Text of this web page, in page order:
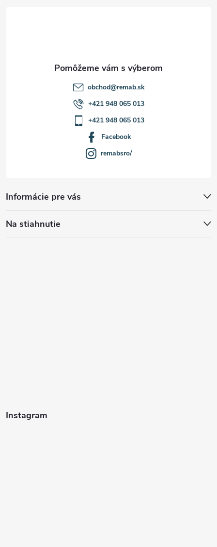
Informácie pre vás
Na stiahnutie
Instagram
obchod@remab.sk
+421 948 065 013
+421 948 065 013
Facebook
remabsro/